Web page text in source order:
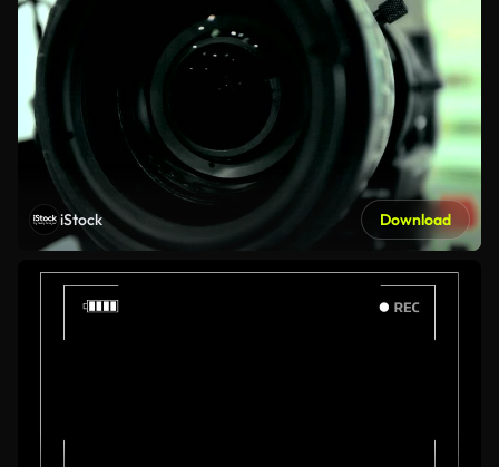
iStock Download